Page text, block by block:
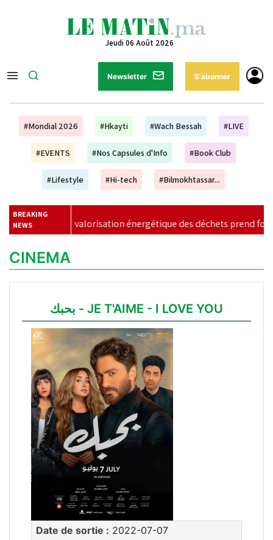
Jeudi 06 Août 2026
Newsletter S'abonner
#Mondial 2026 #Hkayti #Wach Bessah #LIVE
#EVENTS #Nos Capsules d'Info #Book Club
#Lifestyle #Hi-tech #Bilmokhtassar...
BREAKING
NEWS
énergétique des déchets prend forme à Casablanca
CINEMA
بحبك - JE T'AIME - I LOVE YOU
Date de sortie : 2022-07-07